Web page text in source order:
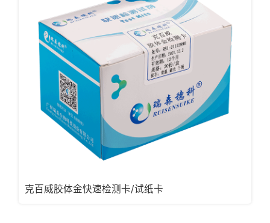
克百威胶体金快速检测卡/试纸卡